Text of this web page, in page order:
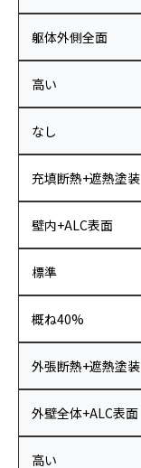
躯体外側全面
高い
なし
充填断熱+遮熱塗装
壁内+ALC表面
標準
概ね40%
外張断熱+遮熱塗装
外壁全体+ALC表面
高い